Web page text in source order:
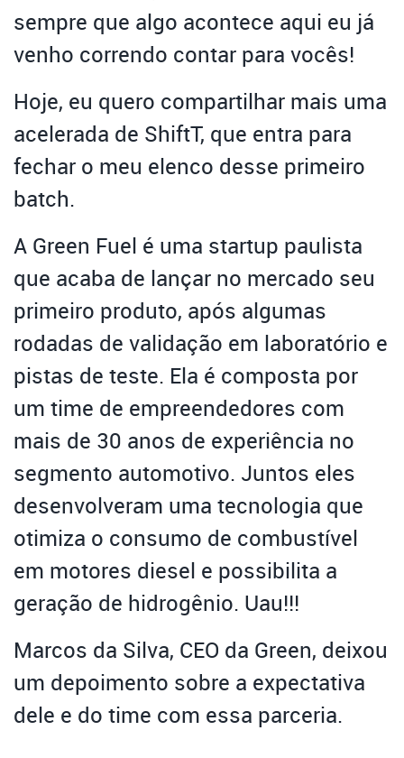
sempre que algo acontece aqui eu já
venho correndo contar para vocês!
Hoje, eu quero compartilhar mais uma
acelerada de ShiftT, que entra para
fechar o meu elenco desse primeiro
batch.
A Green Fuel é uma startup paulista
que acaba de lançar no mercado seu
primeiro produto, após algumas
rodadas de validação em laboratório e
pistas de teste. Ela é composta por
um time de empreendedores com
mais de 30 anos de experiência no
segmento automotivo. Juntos eles
desenvolveram uma tecnologia que
otimiza o consumo de combustível
em motores diesel e possibilita a
geração de hidrogênio. Uau!!!
Marcos da Silva, CEO da Green, deixou
um depoimento sobre a expectativa
dele e do time com essa parceria.